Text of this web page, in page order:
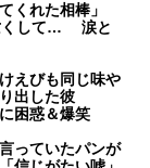
てくれた相棒」
くして… 涙と
えびも同じ味や
出した彼
困惑＆爆笑
っていたパンが